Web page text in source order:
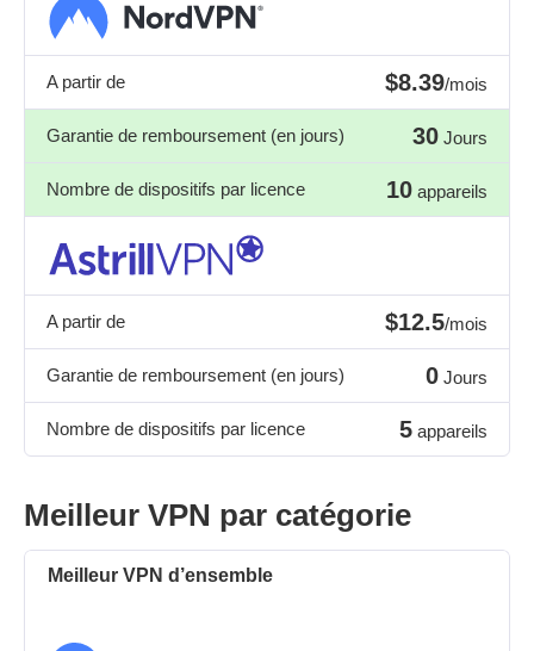
A partir de $8.39/mois
Garantie de remboursement (en jours) 30 Jours
Nombre de dispositifs par licence 10 appareils
A partir de $12.5/mois
Garantie de remboursement (en jours) 0 Jours
Nombre de dispositifs par licence 5 appareils
Meilleur VPN par catégorie
Meilleur VPN d’ensemble